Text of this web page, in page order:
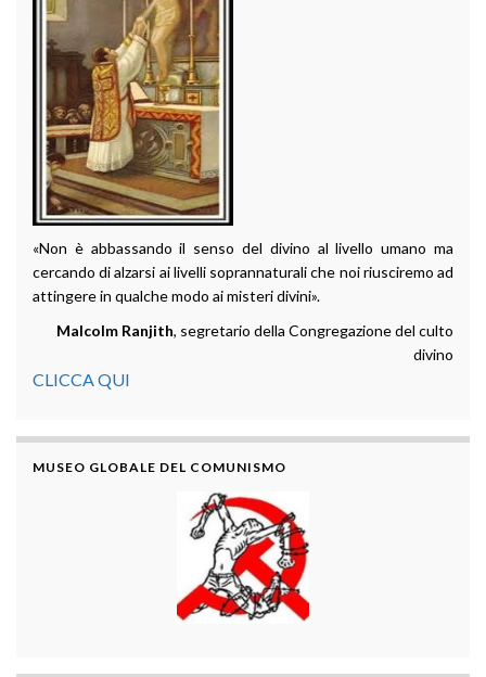
«Non è abbassando il senso del divino al livello umano ma
cercando di alzarsi ai livelli soprannaturali che noi riusciremo ad
attingere in qualche modo ai misteri divini».
Malcolm Ranjith, segretario della Congregazione del culto
divino
CLICCA QUI
MUSEO GLOBALE DEL COMUNISMO